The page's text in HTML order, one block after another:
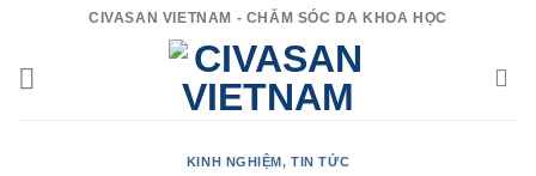
nội
CIVASAN VIETNAM - CHĂM SÓC DA KHOA HỌC
KINH NGHIỆM,TIN TỨC